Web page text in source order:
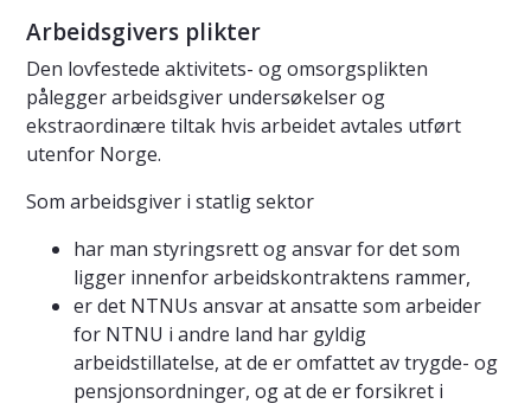
Arbeidsgivers plikter
Den lovfestede aktivitets- og omsorgsplikten
pålegger arbeidsgiver undersøkelser og
ekstraordinære tiltak hvis arbeidet avtales utført
utenfor Norge.
Som arbeidsgiver i statlig sektor
har man styringsrett og ansvar for det som
ligger innenfor arbeidskontraktens rammer,
er det NTNUs ansvar at ansatte som arbeider
for NTNU i andre land har gyldig
arbeidstillatelse, at de er omfattet av trygde- og
pensjonsordninger, og at de er forsikret i